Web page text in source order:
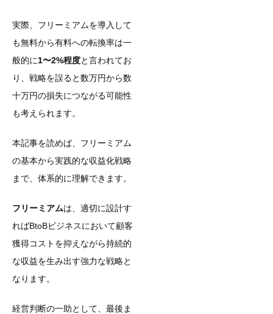
実際、フリーミアムを導入して
も無料から有料への転換率は一
般的に1〜2%程度と言われてお
り、戦略を誤ると数万円から数
十万円の損失につながる可能性
も考えられます。
本記事を読めば、フリーミアム
の基本から実践的な収益化戦略
まで、体系的に理解できます。
フリーミアムは、適切に設計す
ればBtoBビジネスにおいて顧客
獲得コストを抑えながら持続的
な収益を生み出す強力な戦略と
なります。
経営判断の一助として、最後ま